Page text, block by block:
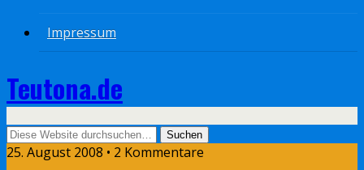
Impressum
Teutona.de
25. August 2008 • 2 Kommentare